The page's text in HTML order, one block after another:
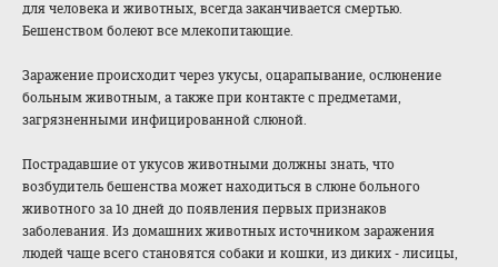
для человека и животных, всегда заканчивается смертью.
Бешенством болеют все млекопитающие.
Заражение происходит через укусы, оцарапывание, ослюнение
больным животным, а также при контакте с предметами,
загрязненными инфицированной слюной.
Пострадавшие от укусов животными должны знать, что
возбудитель бешенства может находиться в слюне больного
животного за 10 дней до появления первых признаков
заболевания. Из домашних животных источником заражения
людей чаще всего становятся собаки и кошки, из диких - лисицы,